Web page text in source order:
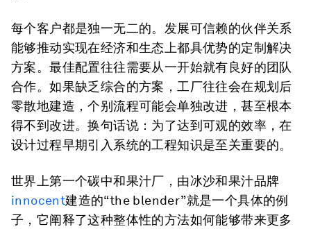
每个客户都是独一无二的。发展可信赖的伙伴关系
能够推动实现在经济和生态上都具优势的定制解决
方案。最佳配置往往需要从一开始就有良好的团队
合作。如果缺乏综合的方案，工厂往往会在规划后
零散地建造，个别流程可能会单独改进，甚至根本
得不到改进。换句话说：为了达到可观的效率，在
设计过程早期引入系统的工程知识是至关重要的。
世界上第一个碳中和果汁厂，由冰沙和果汁品牌
innocent建造的“the blender”就是一个具体的例
子，它阐释了这种整体性的方法如何能够带来更多